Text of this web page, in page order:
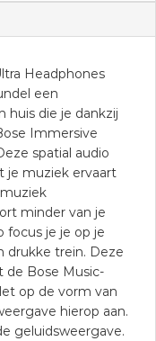
Headphones
een
huis die je dankzij
Immersive
spatial audio
je muziek ervaart
minder van je
focus je je op je
drukke trein. Deze
de Bose Music-
op de vorm van
hierop aan.
geluidsweergave.